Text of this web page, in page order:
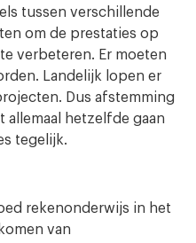
tussen verschillende
om de prestaties op
verbeteren. Er moeten
Landelijk lopen er
Dus afstemming
allemaal hetzelfde gaan
tegelijk.
rekenonderwijs in het
van